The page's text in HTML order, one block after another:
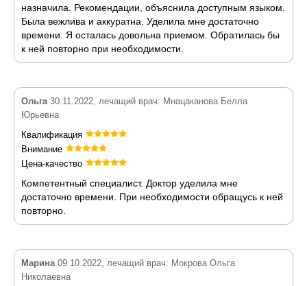
назначила. Рекомендации, объяснила доступным языком.
Была вежлива и аккуратна. Уделила мне достаточно
времени. Я осталась довольна приемом. Обратилась бы
к ней повторно при необходимости.
Ольга30.11.2022, лечащий врач: Мнацаканова Белла
Юрьевна
Квалификация
Внимание
Цена-качество
Компетентный специалист. Доктор уделила мне
достаточно времени. При необходимости обращусь к ней
повторно.
Марина09.10.2022, лечащий врач: Мокрова Ольга
Николаевна